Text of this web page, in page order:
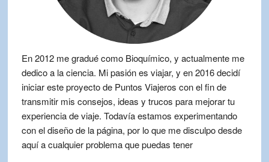
En 2012 me gradué como Bioquímico, y actualmente me
dedico a la ciencia. Mi pasión es viajar, y en 2016 decidí
iniciar este proyecto de Puntos Viajeros con el fin de
transmitir mis consejos, ideas y trucos para mejorar tu
experiencia de viaje. Todavía estamos experimentando
con el diseño de la página, por lo que me disculpo desde
aquí a cualquier problema que puedas tener